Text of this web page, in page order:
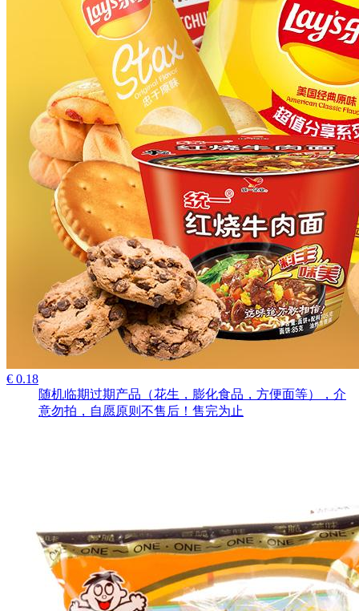
€ 0.18
随机临期过期产品（花生，膨化食品，方便面等），介
意勿拍，自愿原则不售后！售完为止